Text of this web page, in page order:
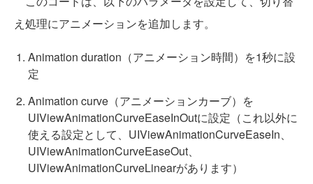
え処理にアニメーションを追加します。
Animation duration（アニメーション時間）を1秒に設
定
Animation curve（アニメーションカーブ）を
UIViewAnimationCurveEaseInOutに設定（これ以外に
使える設定として、UIViewAnimationCurveEaseIn、
UIViewAnimationCurveEaseOut、
UIViewAnimationCurveLinearがあります）